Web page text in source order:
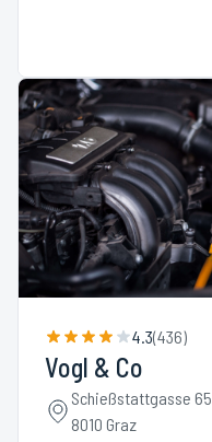
4.3(436)
Vogl & Co
Schießstattgasse 65
8010 Graz